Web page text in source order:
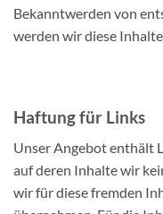
Bekanntwerden von
werden wir diese
Haftung für Links
Unser Angebot enthält
auf deren Inhalte wir
wir für diese fremden